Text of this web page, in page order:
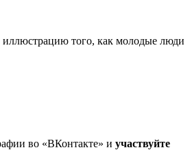
иллюстрацию того, как молодые люди
во «ВКонтакте» и участвуйте